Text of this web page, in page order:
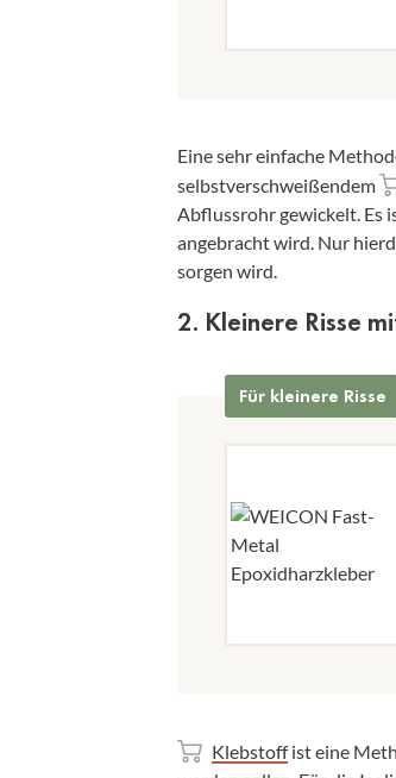
Eine sehr einfache
selbstverschweißendem
Abflussrohr gewickelt. Es
angebracht wird. Nur
sorgen wird.
2. Kleinere Risse
Für kleinere Risse
Klebstoffist eine